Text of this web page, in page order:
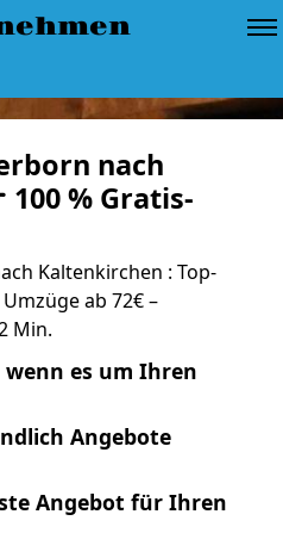
nach
% Gratis-
Kaltenkirchen : Top-
ab 72€ –
Min.
es um Ihren
Angebote
Angebot für Ihren